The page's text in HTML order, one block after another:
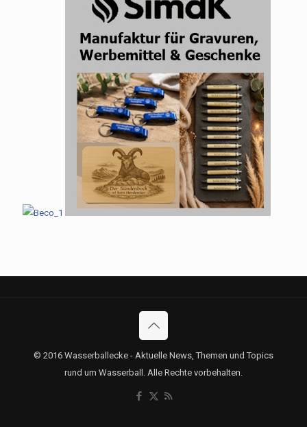
© 2016 Wasserballecke - Aktuelle News, Themen und Topics
rund um Wasserball. Alle Rechte vorbehalten.